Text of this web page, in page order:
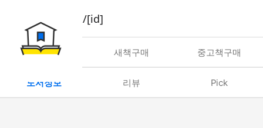
book/rent/[id]
대여 새책구매 중고책구매
도서정보 리뷰 Pick